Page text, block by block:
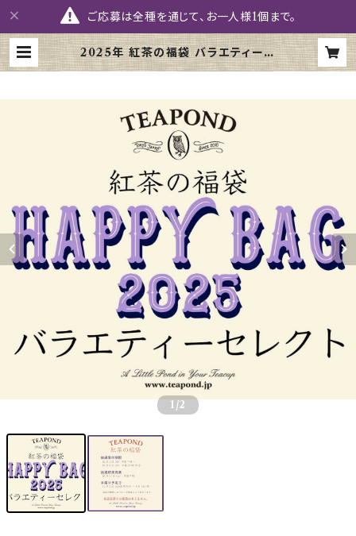
ご応募は全種を通じて、お一人様1個まで。
2025年 紅茶の福袋 バラエティーセ
レクト | 紅茶専門店TEAPOND
1 /2